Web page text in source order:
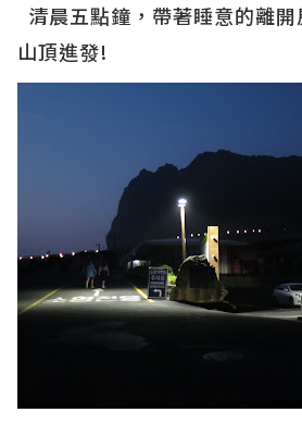
清晨五點鐘，帶著睡意的離
山頂進發!